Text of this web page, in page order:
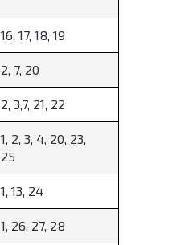
16, 17, 18, 19
2, 7, 20
2, 3,7, 21, 22
1, 2, 3, 4, 20, 23,
25
1, 13, 24
1, 26, 27, 28